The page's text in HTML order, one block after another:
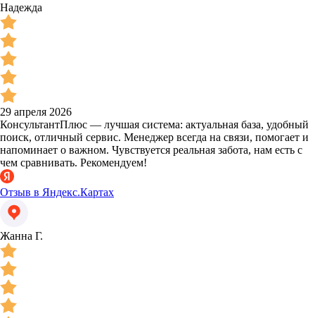
Надежда
29 апреля 2026
КонсультантПлюс — лучшая система: актуальная база, удобный
поиск, отличный сервис. Менеджер всегда на связи, помогает и
напоминает о важном. Чувствуется реальная забота, нам есть с
чем сравнивать. Рекомендуем!
Отзыв в Яндекс.Картах
Жанна Г.